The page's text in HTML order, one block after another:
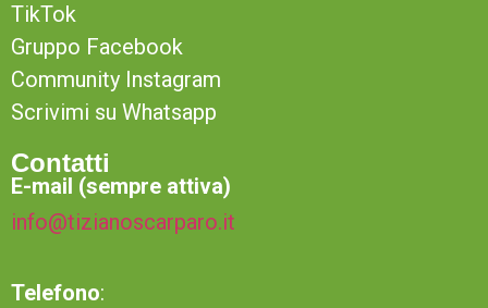
TikTok
Gruppo Facebook
Community Instagram
Scrivimi su Whatsapp
Contatti
E-mail (sempre attiva)
info@tizianoscarparo.it
Telefono: